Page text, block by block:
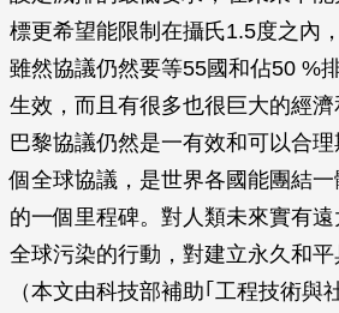
標更希望能限制在攝氏1.5度之內
雖然協議仍然要等55國和佔50 %
生效，而且有很多也很巨大的經
巴黎協議仍然是一有效和可以合
個全球協議，是世界各國能團結
的一個里程碑。對人類未來實有
全球污染的行動，對建立永久和平
（本文由科技部補助｢工程技術與